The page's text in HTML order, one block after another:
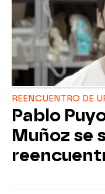
REENCUENTRO DE
Pablo
Muñoz se